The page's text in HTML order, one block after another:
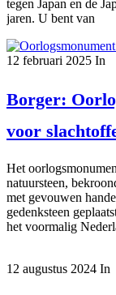
tegen Japan en de
jaren. U bent van
12 februari 2025 In
Borger:
voor
Het
natuursteen,
met gevouwen
gedenksteen
het voormalig
12 augustus 2024 In